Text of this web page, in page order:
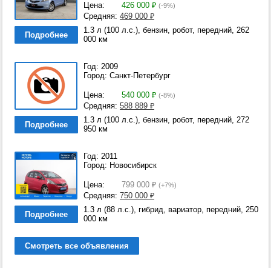
Цена: 426 000 ₽ (-9%)
Средняя: 469 000 ₽
Подробнее
1.3 л (100 л.с.), бензин, робот, передний, 262
000 км
Год: 2009
Город: Санкт-Петербург
Цена: 540 000 ₽ (-8%)
Средняя: 588 889 ₽
Подробнее
1.3 л (100 л.с.), бензин, робот, передний, 272
950 км
Год: 2011
Город: Новосибирск
Цена: 799 000 ₽ (+7%)
Средняя: 750 000 ₽
Подробнее
1.3 л (88 л.с.), гибрид, вариатор, передний, 250
000 км
Смотреть все объявления